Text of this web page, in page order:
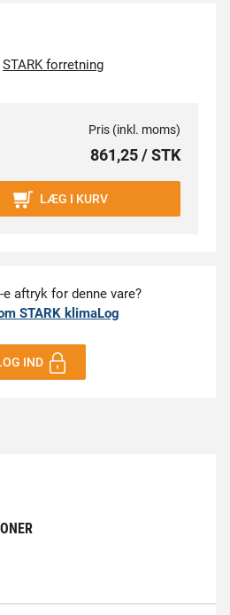
STARK forretning
Pris (inkl. moms)
861,25 / STK
LÆG I KURV
-e aftryk for denne vare?
STARK klimaLog
IND